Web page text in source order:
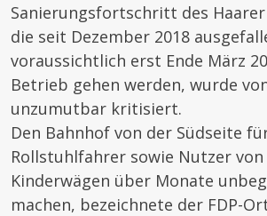
Sanierungsfortschritt des Haarer
die seit Dezember 2018
voraussichtlich erst Ende März
Betrieb gehen werden, wurde
unzumutbar kritisiert.
Den Bahnhof von der Südseite
Rollstuhlfahrer sowie Nutzer
Kinderwägen über Monate
machen, bezeichnete der FDP-